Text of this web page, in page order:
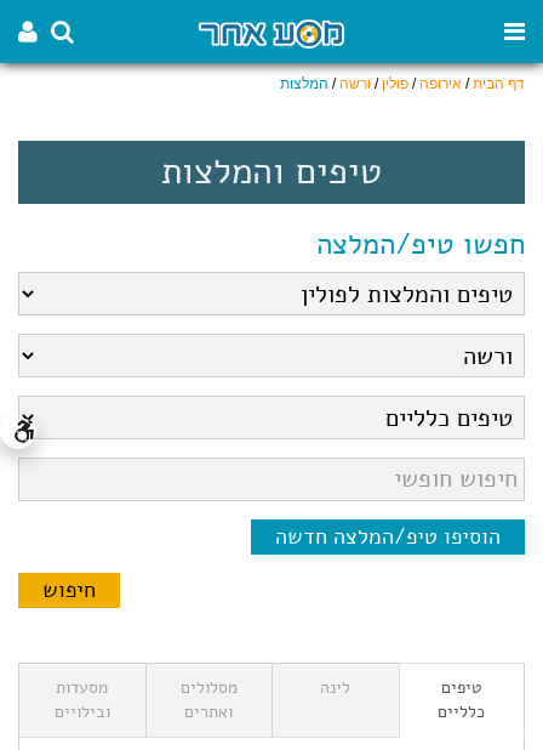
דף הבית/ אירופה/ פולין / ורשה/ המלצות
טיפים והמלצות
חפשו טיפ/המלצה
הוסיפו טיפ/המלצה חדשה
טיפים
כלליים
לינה
מסלולים
ואתרים
מסעדות
ובילויים